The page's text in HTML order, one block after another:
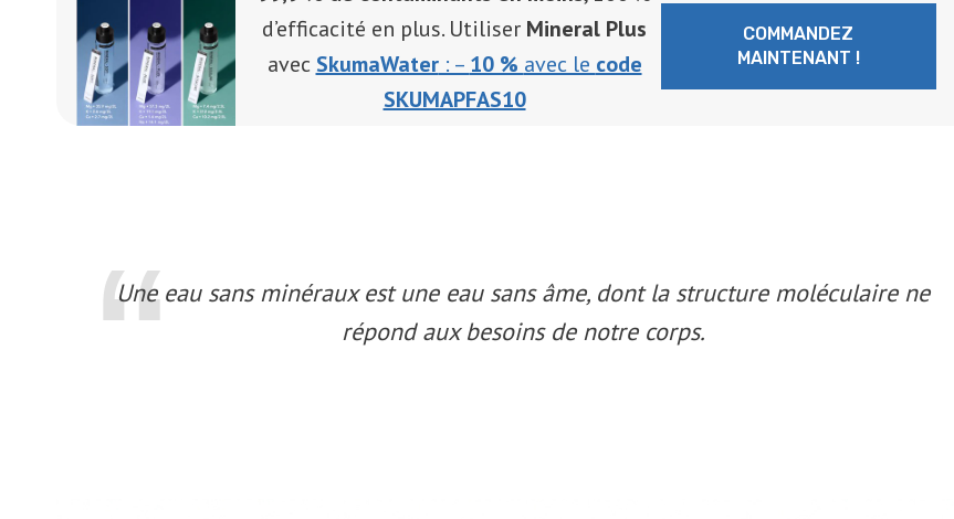
d’efficacité en plus. Utiliser Mineral Plus
avec SkumaWater: – 10 % avec le code
SKUMAPFAS10
COMMANDEZ
MAINTENANT !
Une eau sans minéraux est une eau sans âme, dont la structure moléculaire ne
répond aux besoins de notre corps.